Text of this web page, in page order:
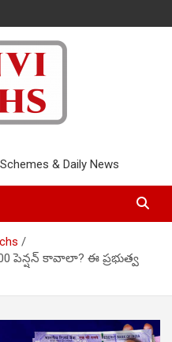
& Daily News
పెన్షన్ కావాలా? ఈ ప్రభుత్వ